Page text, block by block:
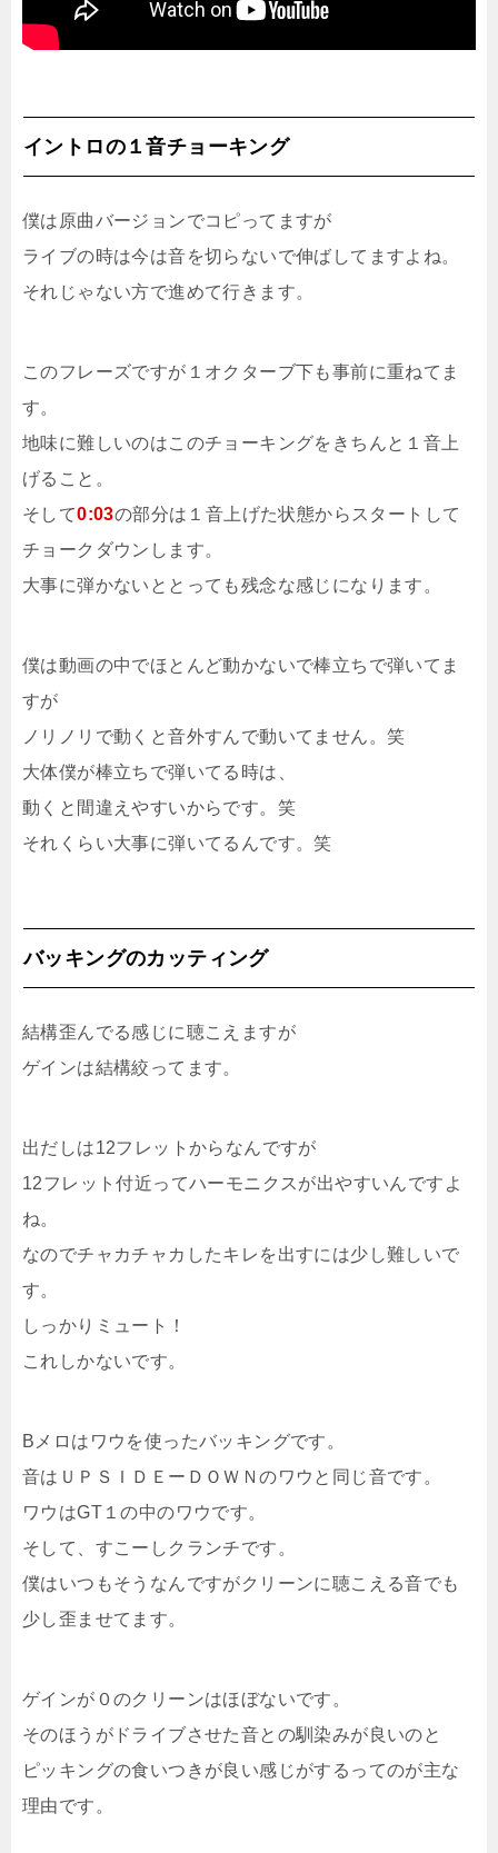
イントロの１音チョーキング
僕は原曲バージョンでコピってますが
ライブの時は今は音を切らないで伸ばしてますよね。
それじゃない方で進めて行きます。
このフレーズですが１オクターブ下も事前に重ねてま
す。
地味に難しいのはこのチョーキングをきちんと１音上
げること。
そして0:03の部分は１音上げた状態からスタートして
チョークダウンします。
大事に弾かないととっても残念な感じになります。
僕は動画の中でほとんど動かないで棒立ちで弾いてま
すが
ノリノリで動くと音外すんで動いてません。笑
大体僕が棒立ちで弾いてる時は、
動くと間違えやすいからです。笑
それくらい大事に弾いてるんです。笑
バッキングのカッティング
結構歪んでる感じに聴こえますが
ゲインは結構絞ってます。
出だしは12フレットからなんですが
12フレット付近ってハーモニクスが出やすいんですよ
ね。
なのでチャカチャカしたキレを出すには少し難しいで
す。
しっかりミュート！
これしかないです。
Bメロはワウを使ったバッキングです。
音はＵＰＳＩＤＥーＤＯＷＮのワウと同じ音です。
ワウはGT１の中のワウです。
そして、すこーしクランチです。
僕はいつもそうなんですがクリーンに聴こえる音でも
少し歪ませてます。
ゲインが０のクリーンはほぼないです。
そのほうがドライブさせた音との馴染みが良いのと
ピッキングの食いつきが良い感じがするってのが主な
理由です。